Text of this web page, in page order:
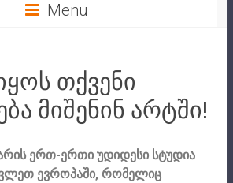
Menu
თქვენი
მიშენინ არტში!
ერთ-ერთი უდიდესი სტუდია
ევროპაში, რომელიც